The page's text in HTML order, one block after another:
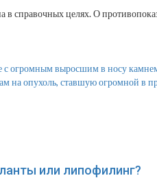
в справочных целях. О
с огромным выросшим в носу
на опухоль, ставшую огромной в
или липофилинг?